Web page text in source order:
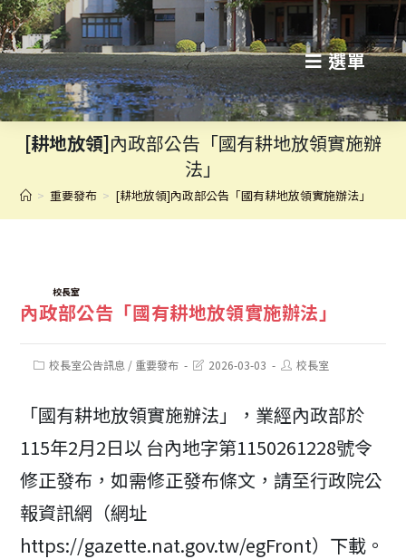
跳
轉
至
主
選單
[耕地放領]內政部公告「國有耕地放領實施辦
法」
> 重要發布 > [耕地放領]內政部公告「國有耕地放領實施辦法」
TAGS:校長室
內政部公告「國有耕地放領實施辦法」
Post校長室公告訊息 / 重要發布
Post2026-03-03
Post校長室
「國有耕地放領實施辦法」，業經內政部於
115年2月2日以 台內地字第1150261228號令
修正發布，如需修正發布條文，請至行政院公
報資訊網（網址
https://gazette.nat.gov.tw/egFront）下載。